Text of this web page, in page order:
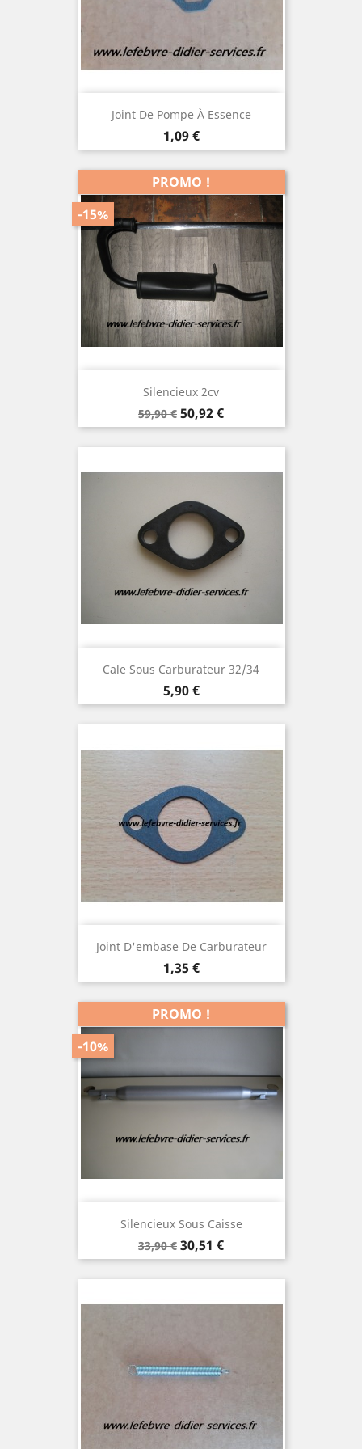
Joint De Pompe À Essence
Prix
1,09 €
Silencieux 2cv
Prix
de
base
59,90 €
-15%
Prix
50,92 €
PROMO !
Cale Sous Carburateur 32/34
Prix
5,90 €
Joint D'embase De Carburateur
Prix
1,35 €
Silencieux Sous Caisse
Prix
de
base
33,90 €
-10%
Prix
30,51 €
PROMO !